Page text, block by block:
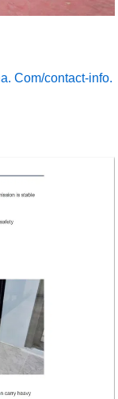
Com/contact-info.